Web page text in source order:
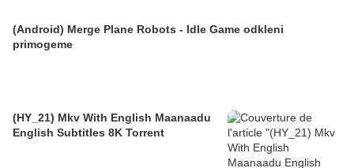
(Android) Merge Plane Robots - Idle Game odkleni
primogeme
(HY_21) Mkv With English Maanaadu
English Subtitles 8K Torrent